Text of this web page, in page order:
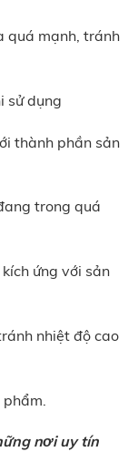
quá mạnh, tránh
sử dụng
thành phần sản
trong quá
ứng với sản
nhiệt độ cao
nơi uy tín